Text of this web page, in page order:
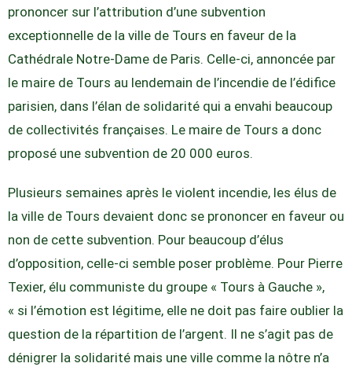
prononcer sur l’attribution d’une subvention
exceptionnelle de la ville de Tours en faveur de la
Cathédrale Notre-Dame de Paris. Celle-ci, annoncée par
le maire de Tours au lendemain de l’incendie de l’édifice
parisien, dans l’élan de solidarité qui a envahi beaucoup
de collectivités françaises. Le maire de Tours a donc
proposé une subvention de 20 000 euros.
Plusieurs semaines après le violent incendie, les élus de
la ville de Tours devaient donc se prononcer en faveur ou
non de cette subvention. Pour beaucoup d’élus
d’opposition, celle-ci semble poser problème. Pour Pierre
Texier, élu communiste du groupe « Tours à Gauche »,
« si l’émotion est légitime, elle ne doit pas faire oublier la
question de la répartition de l’argent. Il ne s’agit pas de
dénigrer la solidarité mais une ville comme la nôtre n’a